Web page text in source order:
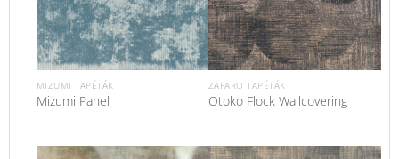
MIZUMI TAPÉTÁK
Mizumi Panel
ZAFARO TAPÉTÁK
Otoko Flock Wallcovering